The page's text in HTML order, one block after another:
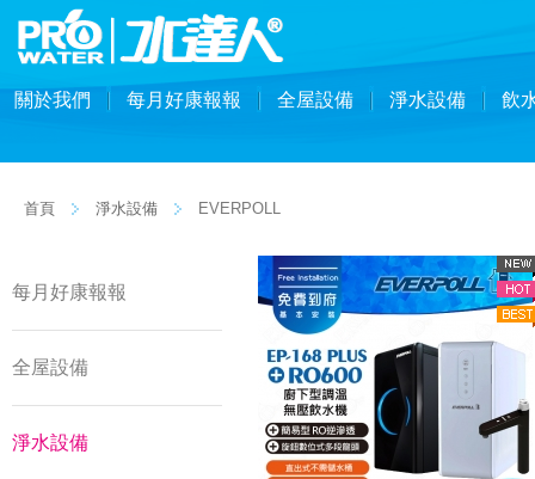
關於我們 每月好康報報 全屋設備 淨水設備 飲
首頁 淨水設備 EVERPOLL
每月好康報報
全屋設備
淨水設備